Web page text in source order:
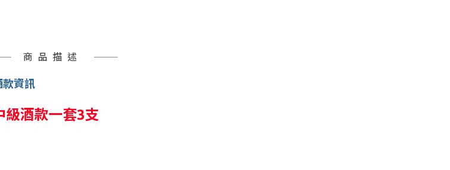
商品描述
資訊
酒款一套3支